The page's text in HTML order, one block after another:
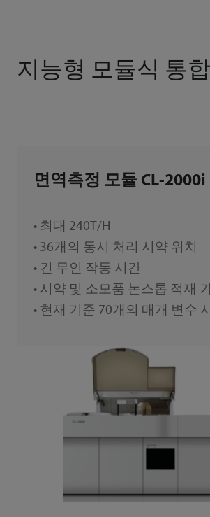
지능형 모듈식 통합
면역측정 모듈 CL-2000i
• 최대 240T/H
• 36개의 동시 처리 시약 위치
• 긴 무인 작동 시간
• 시약 및 소모품 논스톱 적재
• 현재 기준 70개의 매개 변수